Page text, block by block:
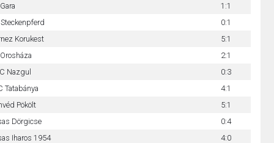
1:1
0:1
Korukest
5:1
2:1
Nazgul
0:3
Tatabánya
4:1
Pökölt
5:1
Dörgicse
0:4
Iharos 1954
4:0